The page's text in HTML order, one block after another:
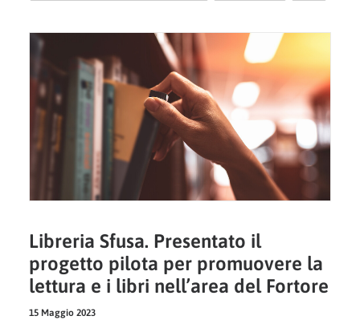
Libreria Sfusa. Presentato il
progetto pilota per promuovere la
lettura e i libri nell’area del Fortore
15 Maggio 2023